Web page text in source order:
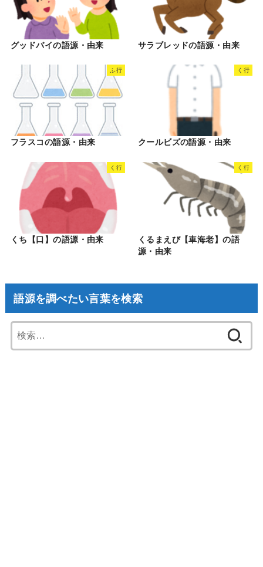
グッドバイの語源・由来 サラブレッドの語源・由来
ふ行
フラスコの語源・由来
く行
クールビズの語源・由来
く行
くち【口】の語源・由来
く行
くるまえび【車海老】の語
源・由来
語源を調べたい言葉を検索
索: